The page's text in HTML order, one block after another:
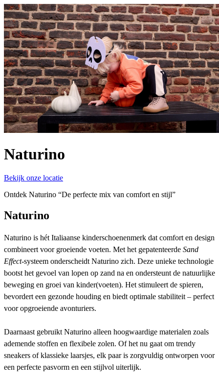
Naturino
Bekijk onze locatie
Ontdek Naturino “De perfecte mix van comfort en stijl”
Naturino
Naturino is hét Italiaanse kinderschoenenmerk dat comfort en design
combineert voor groeiende voeten. Met het gepatenteerde Sand
Effect-systeem onderscheidt Naturino zich. Deze unieke technologie
bootst het gevoel van lopen op zand na en ondersteunt de natuurlijke
beweging en groei van kinder(voeten). Het stimuleert de spieren,
bevordert een gezonde houding en biedt optimale stabiliteit – perfect
voor opgroeiende avonturiers.
Daarnaast gebruikt Naturino alleen hoogwaardige materialen zoals
ademende stoffen en flexibele zolen. Of het nu gaat om trendy
sneakers of klassieke laarsjes, elk paar is zorgvuldig ontworpen voor
een perfecte pasvorm en een stijlvol uiterlijk.